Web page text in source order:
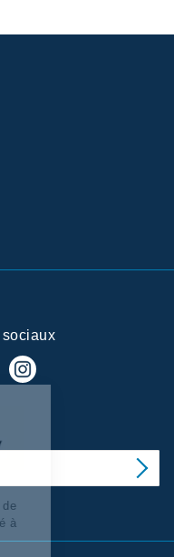
des cookies afin de
un contenu adapté à
dont celles